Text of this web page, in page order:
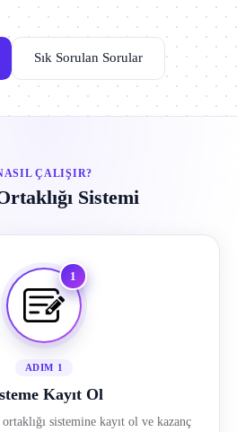
Sık Sorulan Sorular
ÇALIŞIR?
Sistemi
1
ADIM 1
Kayıt Ol
sistemine kayıt ol ve kazanç